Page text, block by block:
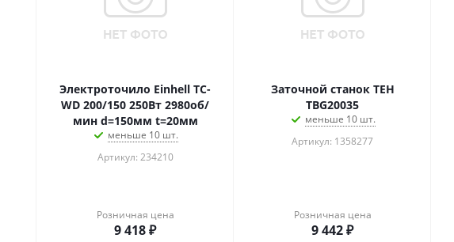
Электроточило Einhell TC-
WD 200/150 250Вт 2980об/
мин d=150мм t=20мм
меньше 10 шт.
Артикул: 234210
Розничная цена
9 418₽
Заточной станок TEH
TBG20035
меньше 10 шт.
Артикул: 1358277
Розничная цена
9 442₽